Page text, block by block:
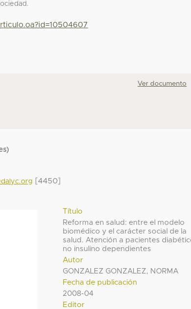
Ver documento
[4450]
Título
Reforma en salud: entre el modelo
biomédico y el carácter social de la
salud. Atención a pacientes
no insulino dependientes
Autor
GONZALEZ GONZALEZ, NORMA
Fecha de publicación
2008-04
Editor